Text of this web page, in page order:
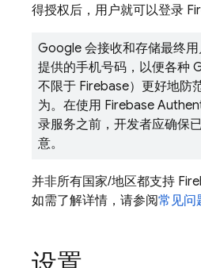
得授权后，用户就可以登录
Google 会接收和存储最终
提供的手机号码，以便各种
不限于 Firebase）更好地防
为。在使用 Firebase
录服务之前，开发者应确保
意。
并非所有国家/地区都支持
如需了解详情，请参阅常见问